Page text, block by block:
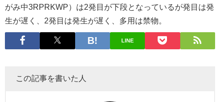
がみ中3RPRKWP）は2発目が下段となっているが発目は発
生が遅く、2発目は発生が遅く、多用は禁物。
LINE
この記事を書いた人